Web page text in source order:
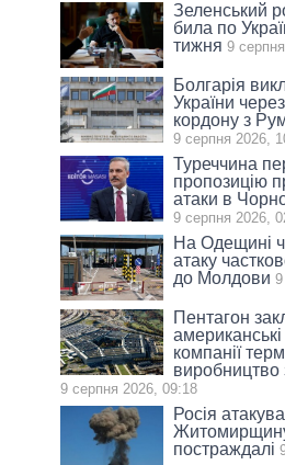
Зеленський
била по
тижня 9
Болгарія
України
кордону з
9 серпня 2026,
Туреччина
пропозицію
атаки в
9 серпня 2026,
На Одещині
атаку
до Молдови
Пентагон
компанії
виробництво
9 серпня 2026, 09:18
Росія
постраждалі